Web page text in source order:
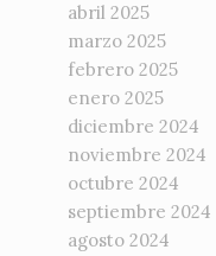
abril 2025
marzo 2025
febrero 2025
enero 2025
diciembre 2024
noviembre 2024
octubre 2024
septiembre 2024
agosto 2024